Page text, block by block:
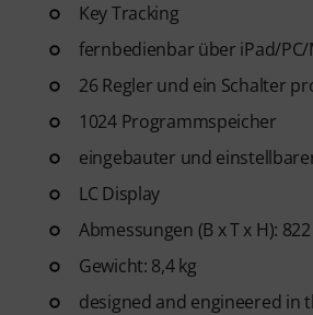
Key Tracking
fernbedienbar über iPad/PC/
26 Regler und ein Schalter
1024 Programmspeicher
eingebauter und
LC Display
Abmessungen (B x T x H):
Gewicht: 8,4 kg
designed and engineered in